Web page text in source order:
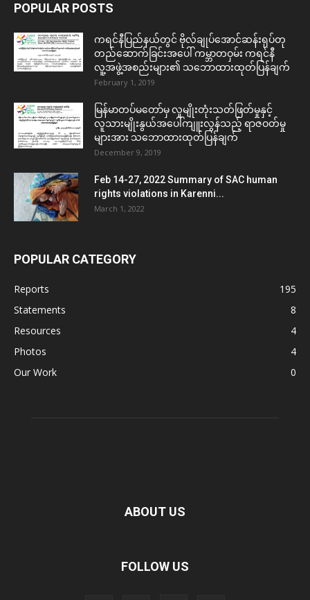
POPULAR POSTS
ကရင်နီပြည်နယ်တွင် ဗိုလ်ချုပ်အောင်ဆန်းရုပ်တု
တည်ဆောက်ခြင်းအပေါ် ကမ္ဘာတဝှမ်း ကရင်နီ
လူ့အဖွဲ့အစည်းများ၏ သဘောထားထုတ်ပြန်ချက်
February 1, 2019
မြန်မာတပ်မတော်မှ လူမျိုးတုံးသတ်ဖြတ်မှုနှင့်
လူသားမျိုးနွယ်အပေါ်ကျူးလွန်သည့် ရာဇဝတ်မှု
များအား သဘောထားထုတ်ပြန်ချက်
December 9, 2019
Feb 14-27, 2022 Summary of SAC human
rights violations in Karenni...
March 1, 2022
POPULAR CATEGORY
Reports
195
Statements
8
Resources
4
Photos
4
Our Work
0
ABOUT US
FOLLOW US